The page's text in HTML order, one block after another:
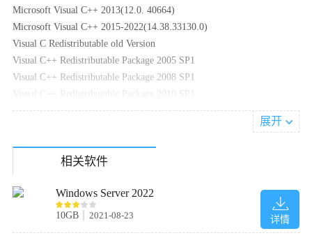
Microsoft Visual C++ 2013(12.0. 40664)
Microsoft Visual C++ 2015-2022(14.38.33130.0)
Visual C Redistributable old Version
Visual C++ Redistributable Package 2005 SP1
Visual C++ Redistributable Package 2008 SP1
Visual C++ Redistributable Package 2010 SP1
Visual C++ Redistributable Package 2012 up4
Visual C++ Redistributable Package 2015-2022
软件特色
1、微软vc++运行库可以修复电脑无法调取DLL运行库的问题
2、使用Microsoft visual studio开发的程序都是需要加载运行库环境
展开
相关软件
详情
Windows Server 2022
10GB 2021-08-23